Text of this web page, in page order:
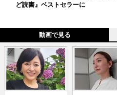
ど読書』ベストセラーに
動画で見る